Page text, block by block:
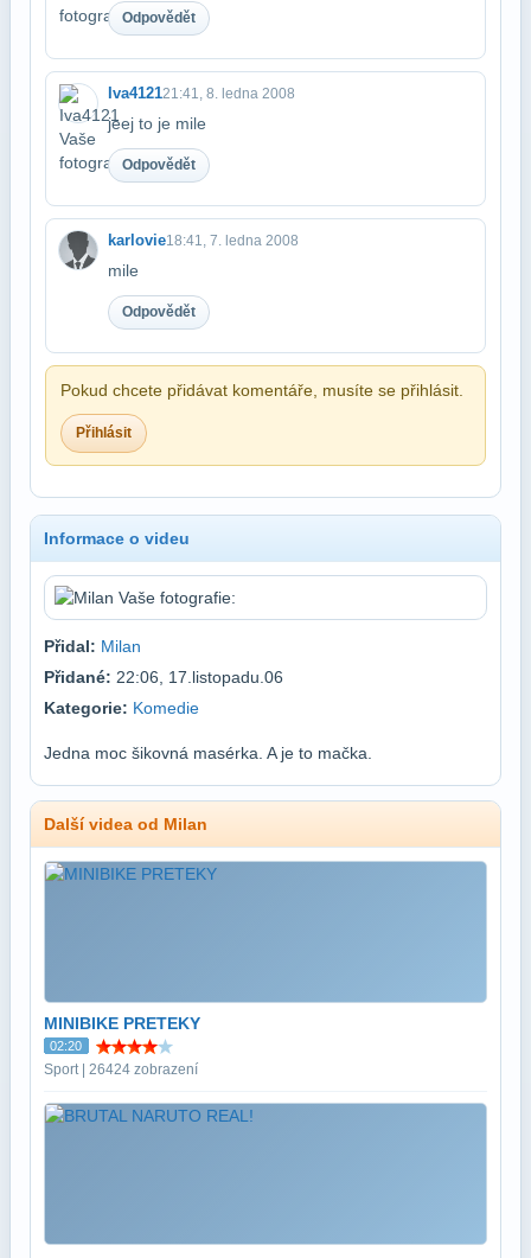
Odpovědět
Iva412121:41, 8. ledna 2008
jeej to je mile
Odpovědět
karlovie18:41, 7. ledna 2008
mile
Odpovědět
Pokud chcete přidávat komentáře, musíte se přihlásit.
Přihlásit
Informace o videu
Přidal: Milan
Přidané: 22:06, 17.listopadu.06
Kategorie: Komedie
Jedna moc šikovná masérka. A je to mačka.
Další videa od Milan
MINIBIKE PRETEKY
02:20
Sport | 26424 zobrazení